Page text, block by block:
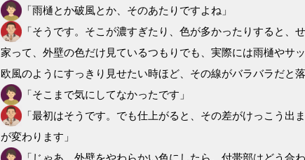
「雨樋とか破風とか、そのあたりですよね」
「そうです。そこが濃すぎたり、色が多かったりすると、
家って、外壁の色だけ見ているつもりでも、実際には雨樋やサ
欧風のようにすっきり見せたい時ほど、その線がバラバラだと
「そこまで気にしてなかったです」
「最初はそうです。でも仕上がると、その差がけっこう
が変わります」